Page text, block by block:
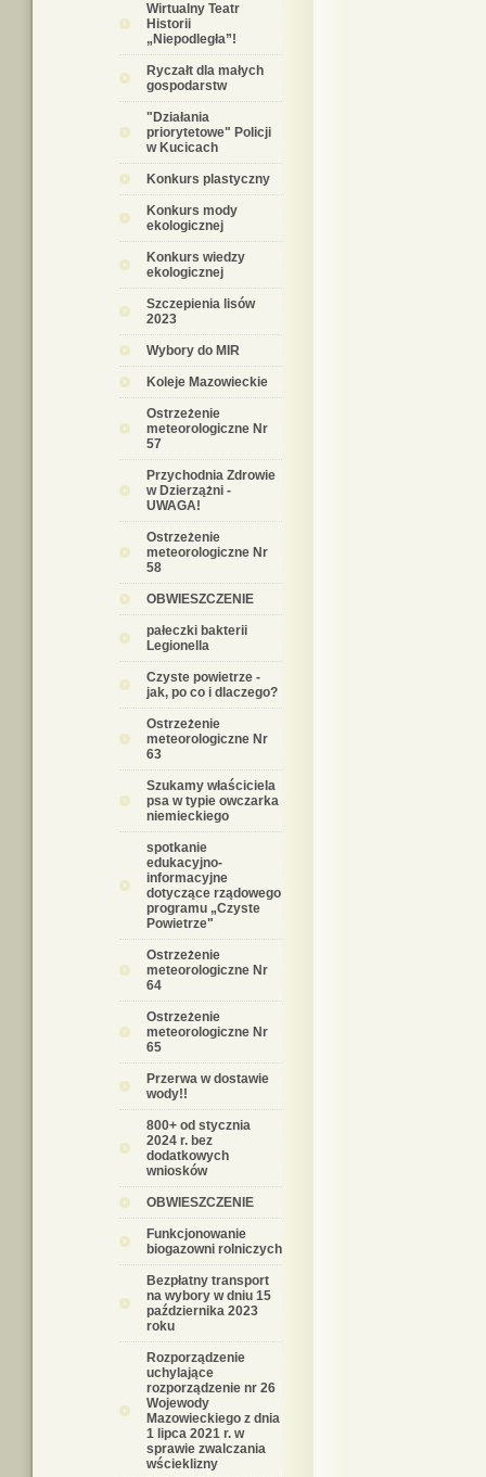
Wirtualny Teatr
Historii
„Niepodległa”!
Ryczałt dla małych
gospodarstw
"Działania
priorytetowe" Policji
w Kucicach
Konkurs plastyczny
Konkurs mody
ekologicznej
Konkurs wiedzy
ekologicznej
Szczepienia lisów
2023
Wybory do MIR
Koleje Mazowieckie
Ostrzeżenie
meteorologiczne Nr
57
Przychodnia Zdrowie
w Dzierzążni -
UWAGA!
Ostrzeżenie
meteorologiczne Nr
58
OBWIESZCZENIE
pałeczki bakterii
Legionella
Czyste powietrze -
jak, po co i dlaczego?
Ostrzeżenie
meteorologiczne Nr
63
Szukamy właściciela
psa w typie owczarka
niemieckiego
spotkanie
edukacyjno-
informacyjne
dotyczące rządowego
programu „Czyste
Powietrze"
Ostrzeżenie
meteorologiczne Nr
64
Ostrzeżenie
meteorologiczne Nr
65
Przerwa w dostawie
wody!!
800+ od stycznia
2024 r. bez
dodatkowych
wniosków
OBWIESZCZENIE
Funkcjonowanie
biogazowni rolniczych
Bezpłatny transport
na wybory w dniu 15
października 2023
roku
Rozporządzenie
uchylające
rozporządzenie nr 26
Wojewody
Mazowieckiego z dnia
1 lipca 2021 r. w
sprawie zwalczania
wścieklizny